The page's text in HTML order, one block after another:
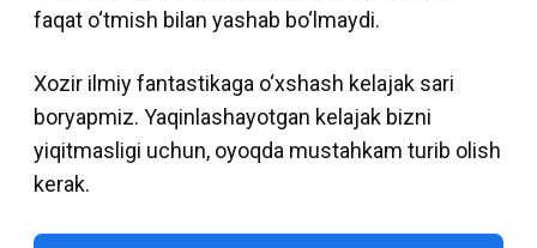
faqat o‘tmish bilan yashab bo‘lmaydi.
Xozir ilmiy fantastikaga o‘xshash kelajak sari
boryapmiz. Yaqinlashayotgan kelajak bizni
yiqitmasligi uchun, oyoqda mustahkam turib olish
kerak.